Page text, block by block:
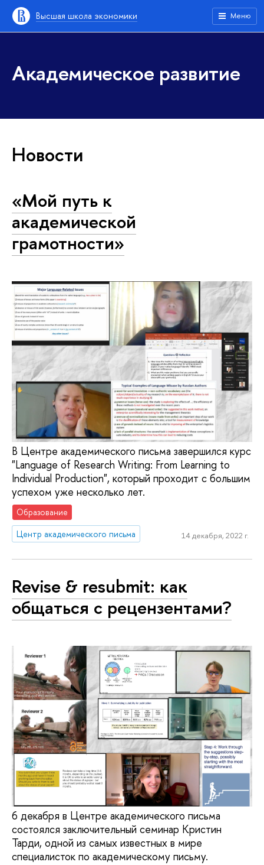
Высшая школа экономики Меню
Академическое развитие
Новости
«Мой путь к
академической
грамотности»
В Центре академического письма завершился курс
"Language of Research Writing: From Learning to
Individual Production", который проходит с большим
успехом уже несколько лет.
Образование
Центр академического письма
14 декабря, 2022 г.
Revise & resubmit: как
общаться с рецензентами?
6 декабря в Центре академического письма
состоялся заключительный семинар Кристин
Тарди, одной из самых известных в мире
специалисток по академическому письму.